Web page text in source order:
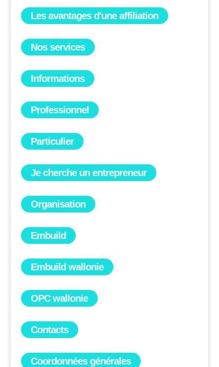
Les avantages d'une affiliation
Nos services
Informations
Professionnel
Particulier
Je cherche un entrepreneur
Organisation
Embuild
Embuild wallonie
OPC wallonie
Contacts
Coordonnées générales